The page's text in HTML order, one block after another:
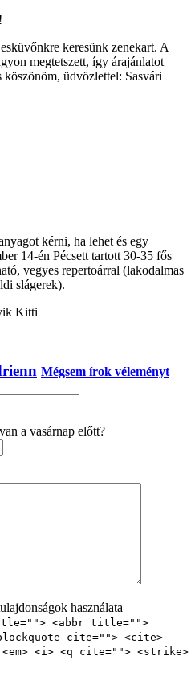
keresünk zenekart. A
megtetszett, így árajánlatot
üdvözlettel: Sasvári
kérni, ha lehet és egy
14-én Pécsett tartott 30-35 fős
vegyes repertoárral (lakodalmas
slágerek).
Kitti
Mégsem írok véleményt
a vasárnap előtt?
használata
<abbr title="">
cite=""> <cite>
<i> <q cite=""> <strike>